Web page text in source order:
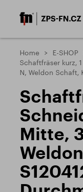
Home
E-SHOP
Schaftfräser kurz,
N, Weldon Schaft,
Mitte,